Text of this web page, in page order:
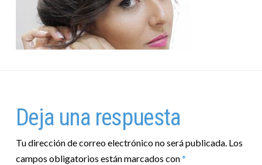
Deja una respuesta
Tu dirección de correo electrónico no será publicada. Los
campos obligatorios están marcados con*